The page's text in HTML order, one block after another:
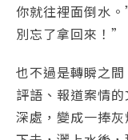
你就往裡面倒水
別忘了拿回來！”
也不過是轉瞬之
評語、報道案情
深處，變成一捧